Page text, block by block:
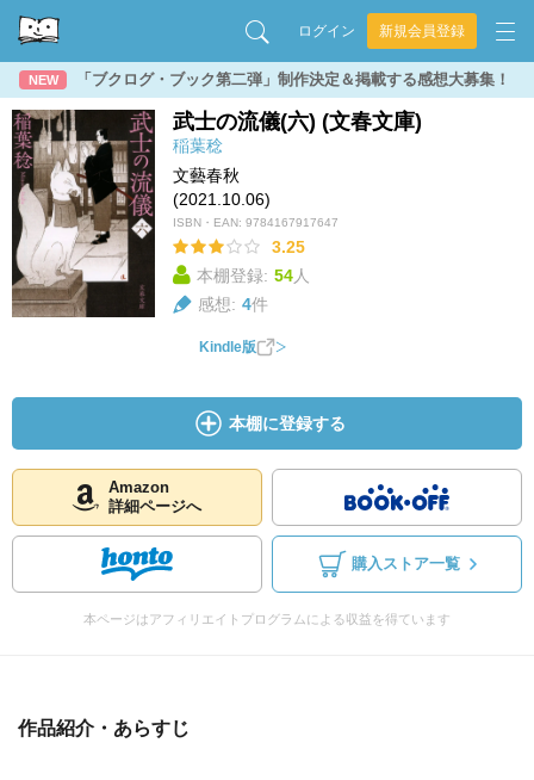
ログイン 新規会員登録
NEW 「ブクログ・ブック第二弾」制作決定＆掲載する感想大募集！
武士の流儀(六) (文春文庫)
稲葉稔
文藝春秋
(2021.10.06)
ISBN・EAN: 9784167917647
3.25
本棚登録: 54人
感想: 4件
Kindle版
本棚に登録する
Amazon
詳細ページへ
購入ストア一覧
本ページはアフィリエイトプログラムによる収益を得ています
作品紹介・あらすじ